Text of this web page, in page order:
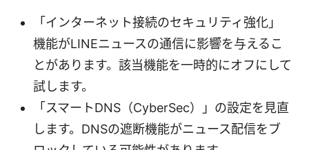
「インターネット接続のセキュリティ強化」
機能がLINEニュースの通信に影響を与えるこ
とがあります。該当機能を一時的にオフにして
試します。
「スマートDNS（CyberSec）」の設定を見直
します。DNSの遮断機能がニュース配信をブ